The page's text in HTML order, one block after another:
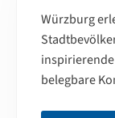
Würzburg
belegbare